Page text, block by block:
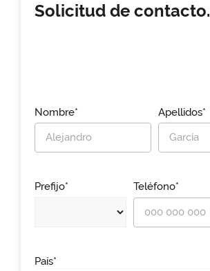
Solicitud de contacto.
Nombre* Apellidos*
Prefijo* Teléfono*
País*